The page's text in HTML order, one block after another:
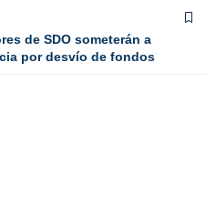
de SDO someterán a
por desvío de fondos